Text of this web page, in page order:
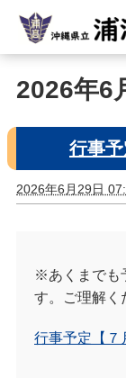
2026年6
行事予
2026年6月29日
※あくまでも
す。ご理解く
行事予定【７